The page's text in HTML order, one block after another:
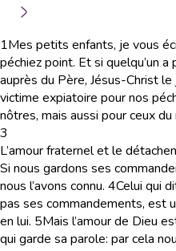
1Mes petits enfants, je vous
péchiez point. Et si quelqu’un
auprès du Père, Jésus-Christ le
victime expiatoire pour nos
nôtres, mais aussi pour ceux
3
L’amour fraternel et le
Si nous gardons ses
nous l’avons connu. 4Celui qui
pas ses commandements, est
en lui. 5Mais l’amour de Dieu
qui garde sa parole: par cela